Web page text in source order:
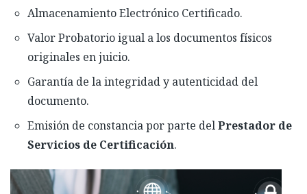
Almacenamiento Electrónico Certificado.
Valor Probatorio igual a los documentos físicos
originales en juicio.
Garantía de la integridad y autenticidad del
documento.
Emisión de constancia por parte delPrestador de
Servicios de Certificación.